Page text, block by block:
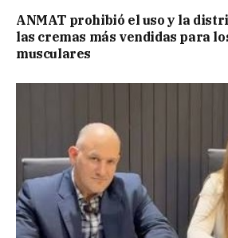
ANMAT prohibió el uso y la
las cremas más vendidas para
musculares